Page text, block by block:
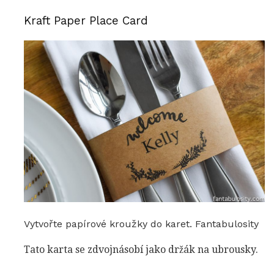
Kraft Paper Place Card
Vytvořte papírové kroužky do karet. Fantabulosity
Tato karta se zdvojnásobí jako držák na ubrousky.